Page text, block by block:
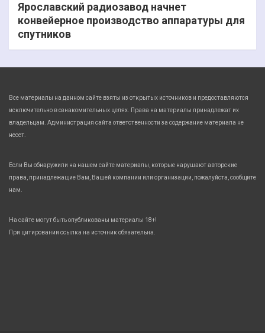
Ярославский радиозавод начнет
конвейерное производство аппаратуры для
спутников
Все материалы на данном сайте взяты из открытых источников и предоставляются
исключительно в ознакомительных целях. Права на материалы принадлежат их
владельцам. Администрация сайта ответственности за содержание материала не
несет.
Если Вы обнаружили на нашем сайте материалы, которые нарушают авторские
права, принадлежащие Вам, Вашей компании или организации, пожалуйста, сообщите
нам.
На сайте могут быть опубликованы материалы 18+!
При цитировании ссылка на источник обязательна.